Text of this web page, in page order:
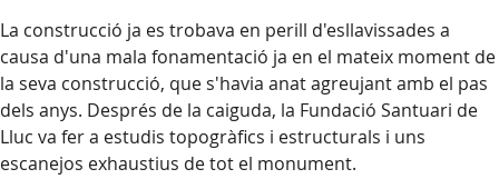
La construcció ja es trobava en perill d'esllavissades a
causa d'una mala fonamentació ja en el mateix moment de
la seva construcció, que s'havia anat agreujant amb el pas
dels anys. Després de la caiguda, la Fundació Santuari de
Lluc va fer a estudis topogràfics i estructurals i uns
escanejos exhaustius de tot el monument.